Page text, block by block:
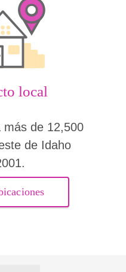
local
más de 12,500
de Idaho